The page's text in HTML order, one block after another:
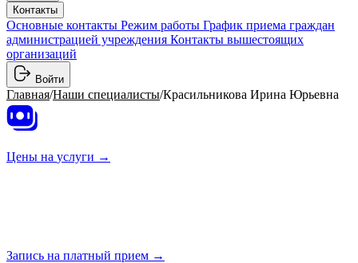
Контакты
Основные контакты Режим работы График приема граждан
администрацией учреждения Контакты вышестоящих
организаций
Войти
Главная/Наши специалисты/Красильникова Ирина Юрьевна
Цены на услуги →
Запись на платный прием →